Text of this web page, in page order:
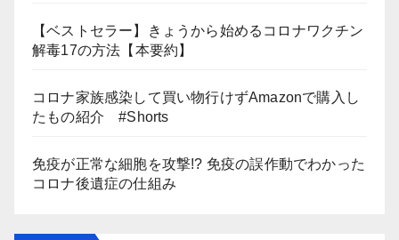
【ベストセラー】きょうから始めるコロナワクチン
解毒17の方法【本要約】
コロナ家族感染して買い物行けずAmazonで購入し
たもの紹介 #Shorts
免疫が正常な細胞を攻撃!? 免疫の誤作動でわかった
コロナ後遺症の仕組み